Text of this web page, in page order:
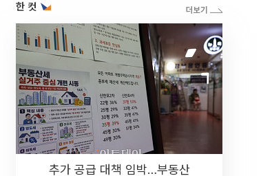
한 컷
추가 공급 대책 임박…부동산